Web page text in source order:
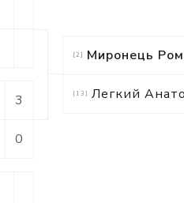
3
0
[2] Миронець
[13] Легкий